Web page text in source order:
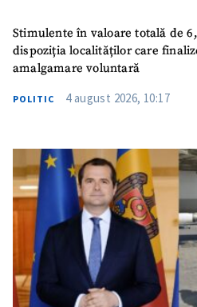
Stimulente în valoare totală de
dispoziția localităților care
amalgamare voluntară
POLITIC 4 august 2026, 10:17